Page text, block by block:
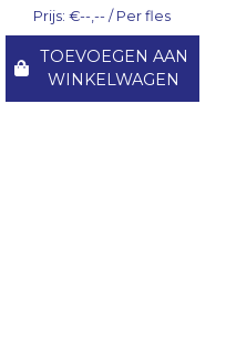
Prijs: €--,-- / Per fles
TOEVOEGEN AAN
WINKELWAGEN